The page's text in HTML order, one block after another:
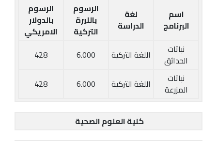
اسم
البرنامج
لغة
الدراسة
الرسوم
بالليرة
التركية
الرسوم
بالدولار
الامريكي
نباتات
الحدائق
اللغة التركية 6.000
428
نباتات
المزرعة
اللغة التركية 6.000
428
كلية العلوم الصحية